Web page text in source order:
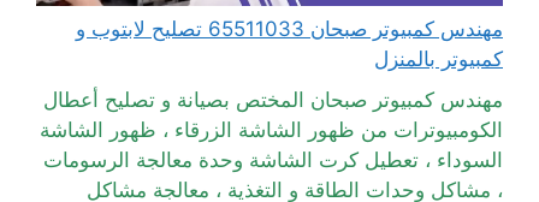
مهندس كمبيوتر صبحان 65511033 تصليح لابتوب و
كمبيوتر بالمنزل
مهندس كمبيوتر صبحان المختص بصيانة و تصليح أعطال
الكومبيوترات من ظهور الشاشة الزرقاء ، ظهور الشاشة
السوداء ، تعطيل كرت الشاشة وحدة معالجة الرسومات
، مشاكل وحدات الطاقة و التغذية ، معالجة مشاكل